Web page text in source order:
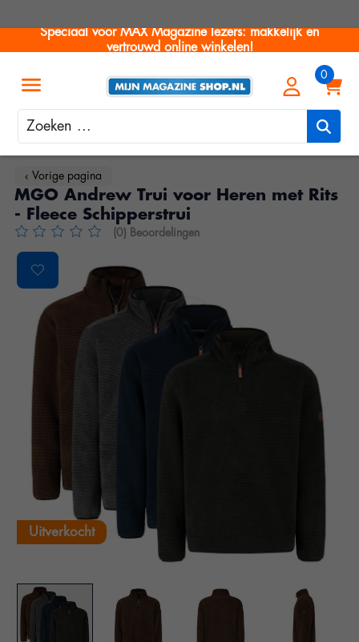
Speciaal voor MAX Magazine lezers: makkelijk en
vertrouwd online winkelen!
Zoeken
‹ Vorige pagina
MGO Andrew Trui voor Heren met Rits
- Fleece Schipperstrui
De beoordeling van dit product is0van de 5
(0) Beoordelingen
Product image slideshow Items
Uitverkocht